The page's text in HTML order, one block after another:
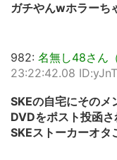
ガチやんwホラーち
982: 名無し48さん
23:22:42.08
SKEの自宅にそのメ
DVDをポスト投函さ
SKEストーカーオタ